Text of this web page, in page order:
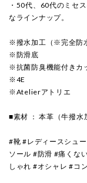
・50代、60代のミセ
なラインナップ。
※撥水加工（※完全防
※防滑底
※抗菌防臭機能付きカ
※4E
※Atelierアトリエ
■素材 ： 本革（牛撥水
#靴 #レディースシュ
ソール #防滑 #痛くな
しゃれ #オシャレ #コ